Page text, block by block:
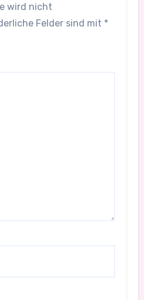
wird nicht
Felder sind mit *